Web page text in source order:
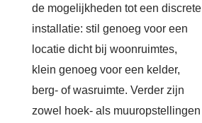
de mogelijkheden tot een discrete
installatie: stil genoeg voor een
locatie dicht bij woonruimtes,
klein genoeg voor een kelder,
berg- of wasruimte. Verder zijn
zowel hoek- als muuropstellingen